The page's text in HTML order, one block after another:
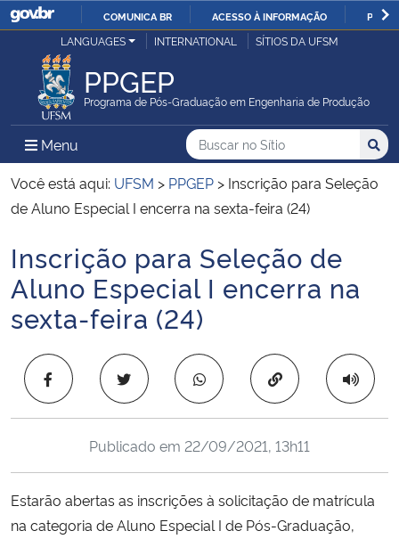
IR
COMUNICA BR ACESSO À INFORMAÇÃO
Ministério da Justiça e Segurança Pública
Ministério da Defesa
Ministério das Relações Exteriores
Ministério da Infraestrutura
Ministério da Agricultura, Pecuária e Abastecimento
Ministério da Educação
Ministério de Minas e Energia
LANGUAGES INTERNATIONAL SÍTIOS DA UFSM
PPGEP
Programa de Pós-Graduação em Engenharia de Produção
Menu Menu Principal do Sítio
Busca
Buscar no no Sítio
Busca:
Você está aqui: UFSM > PPGEP > Inscrição para Seleção
de Aluno Especial I encerra na sexta-feira (24)
Início do conteúdo
Inscrição para Seleção de
Aluno Especial I encerra na
sexta-feira (24)
Copiar para área
Publicado em 22/09/2021, 13h11
Estarão abertas as inscrições à solicitação de matrícula
na categoria de Aluno Especial I de Pós-Graduação,